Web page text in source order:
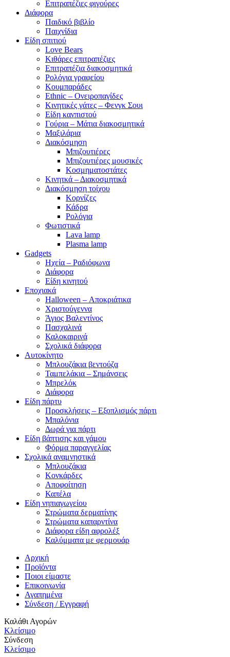
Επιτραπέζιες φιγούρες
Διάφορα
Παιδικό βιβλίο
Παιχνίδια
Είδη σπιτιού
Love Bears
Κιθάρες επιτραπέζιες
Επιτραπέζια διακοσμητικά
Ρολόγια γραφείου
Κουμπαράδες
Ethnic – Ονειροπαγίδες
Κινητικές γάτες – Φενγκ Σουι
Είδη κανπιστού
Γούρια – Μάτια διακοσμητικά
Μαξιλάρια
Διακόσμηση
Μπιζουτιέρες
Μπιζουτιέρες μουσικές
Κοσμηματοστάτες
Κινητκά – Διακοσμητικά
Διακόσμηση τοίχου
Κορνίζες
Κάδρα
Ρολόγια
Φωτιστικά
Lava lamp
Plasma lamp
Gadgets
Ηχεία – Ραδιόφωνα
Διάφορα
Είδη κινητού
Εποχιακά
Halloween – Αποκριάτικα
Χριστούγεννα
Άγιος Βαλεντίνος
Πασχαλινά
Καλοκαιρινά
Σχολικά διάφορα
Αυτοκίνητο
Μπλουζάκια βεντούζα
Ταμπελάκια – Σημάνσεις
Μπρελόκ
Διάφορα
Είδη πάρτυ
Προσκλήσεις – Εξοπλισμός πάρτι
Μπαλόνια
Δωρά για πάρτι
Είδη βάπτισης και γάμου
Φόρμα παραγγελίας
Σχολικά αναμνηστικά
Μπλουζάκια
Κονκάρδες
Αποφοίτηση
Καπέλα
Είδη νηπιαγωγείου
Στρώματα δερματίνης
Στρώματα καπαρντίνα
Διάφορα είδη αφρολέξ
Καλύμματα με φερμουάρ
Αρχική
Προϊόντα
Ποιοι είμαστε
Επικοινωνία
Αγαπημένα
Σύνδεση / Εγγραφή
Καλάθι Αγορών
Κλείσιμο
Σύνδεση
Κλείσιμο